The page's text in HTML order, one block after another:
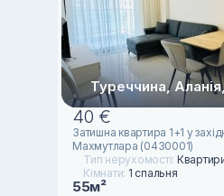
Туреччина,
40 €
Затишна квартира 1+1 у
Махмутлара (0430001)
Тип нерухомості:
Кімнати: 1 спальня
55м²